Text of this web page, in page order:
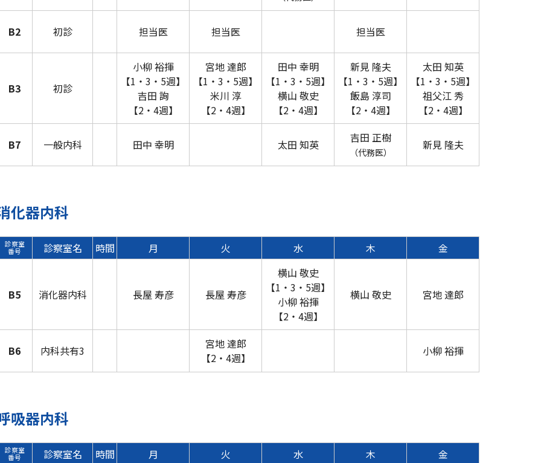
B2 初診 担当医 担当医 担当医
B3 初診
小柳 裕揮
【1・3・5週】
吉田 詢
【2・4週】
宮地 達郎
【1・3・5週】
米川 淳
【2・4週】
田中 幸明
【1・3・5週】
横山 敬史
【2・4週】
新見 隆夫
【1・3・5週】
飯島 淳司
【2・4週】
太田 知英
【1・3・5週】
祖父江 秀
【2・4週】
B7 一般内科 田中 幸明 太田 知英 吉田 正樹
（代務医）
新見 隆夫
化器内科
診察室
番号
診察室名 時間 月 火 水 木 金
B5 消化器内科 長屋 寿彦 長屋 寿彦
横山 敬史
【1・3・5週】
小柳 裕揮
【2・4週】
横山 敬史 宮地 達郎
B6 内科共有3
宮地 達郎
【2・4週】
小柳 裕揮
吸器内科
診察室
番号
診察室名 時間 月 火 水 木 金